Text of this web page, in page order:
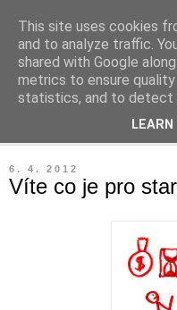
Leaný blog
Blog o diplomkách, lean,
6. 4. 2012
Víte co je pro
This site uses cookies
and to analyze traffic.
shared with Google
metrics to ensure
statistics, and to detect